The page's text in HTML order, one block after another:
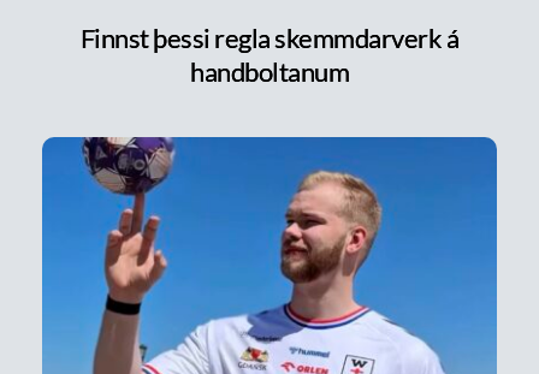
Finnst þessi regla skemmdarverk á
handboltanum